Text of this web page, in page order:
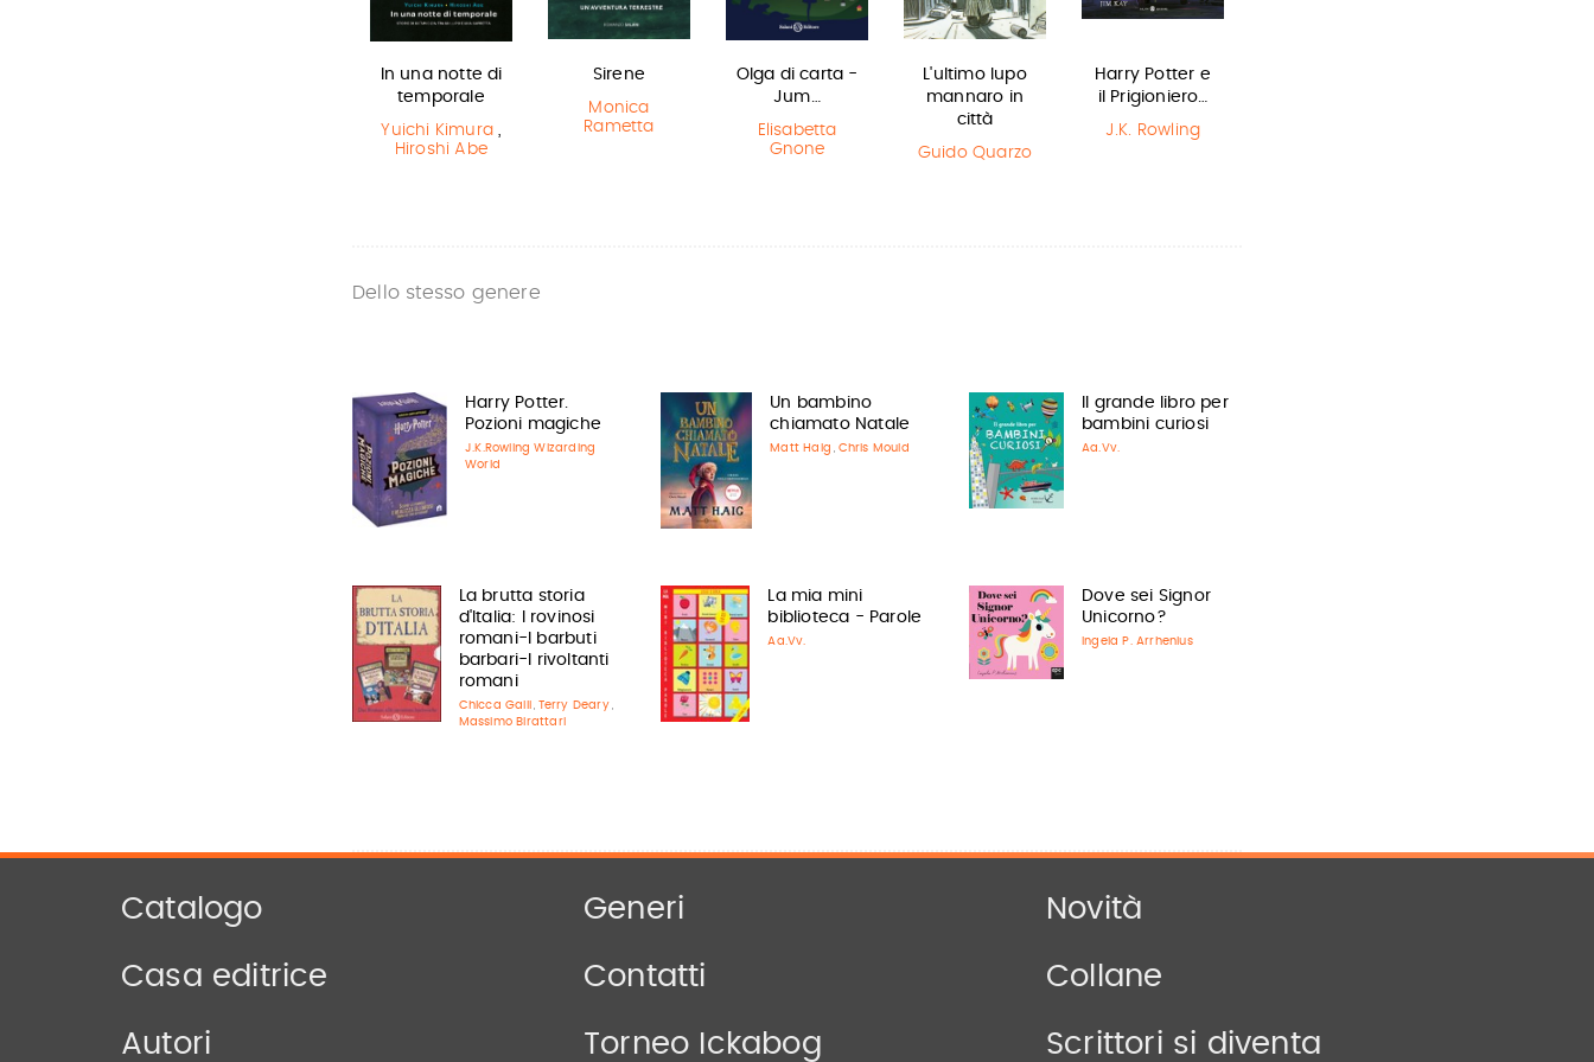
In una notte di
temporale
Yuichi Kimura ,
Hiroshi Abe
Sirene
Monica
Rametta
Olga di carta -
Jum…
Elisabetta
Gnone
L'ultimo lupo
mannaro in
città
Guido Quarzo
Harry Potter e
il Prigioniero…
J.K. Rowling
Dello stesso genere
Harry Potter.
Pozioni magiche
J.K.Rowling Wizarding
World
Un bambino
chiamato Natale
Matt Haig , Chris Mould
Il grande libro per
bambini curiosi
Aa.Vv.
La brutta storia
d'Italia: I rovinosi
romani-I barbuti
barbari-I rivoltanti
romani
Chicca Galli , Terry Deary ,
Massimo Birattari
La mia mini
biblioteca - Parole
Aa.Vv.
Dove sei Signor
Unicorno?
Ingela P. Arrhenius
Catalogo Generi Novità
Casa editrice Contatti Collane
Autori Torneo Ickabog Scrittori si diventa